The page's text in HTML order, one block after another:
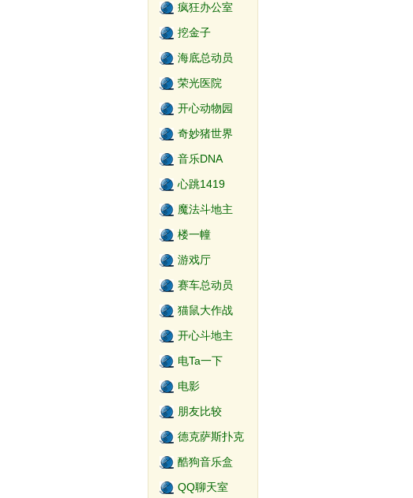
疯狂办公室
挖金子
海底总动员
荣光医院
开心动物园
奇妙猪世界
音乐DNA
心跳1419
魔法斗地主
楼一幢
游戏厅
赛车总动员
猫鼠大作战
开心斗地主
电Ta一下
电影
朋友比较
德克萨斯扑克
酷狗音乐盒
QQ聊天室